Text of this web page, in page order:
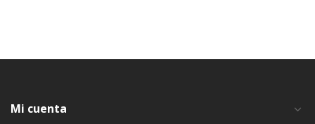
Mi cuenta